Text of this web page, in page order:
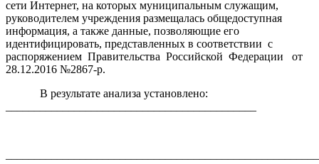
сети Интернет, на которых муниципальным служащим,
руководителем учреждения размещалась общедоступная
информация, а также данные, позволяющие его
идентифицировать, представленных в соответствии с
распоряжением Правительства Российской Федерации от
28.12.2016 №2867-р.
В результате анализа установлено: